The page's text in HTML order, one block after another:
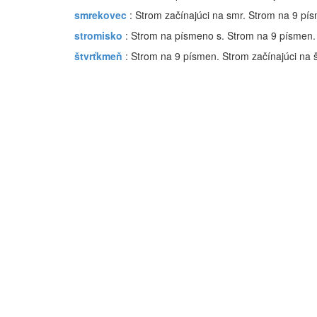
smrekovec : Strom začínajúci na smr. Strom na 9
stromisko : Strom na písmeno s. Strom na 9 písmen.
štvrťkmeň : Strom na 9 písmen. Strom začínajúci na